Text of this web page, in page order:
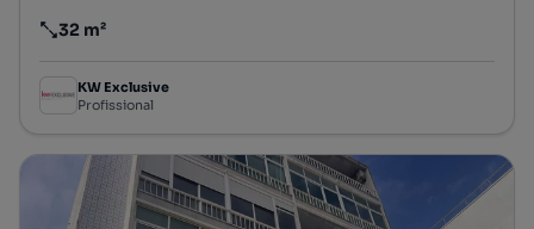
Preço por metro quadrado
32 m²
KW Exclusive
Profissional